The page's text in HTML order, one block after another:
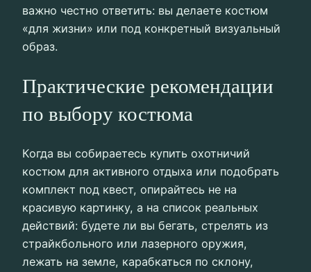
важно честно ответить: вы делаете костюм
«для жизни» или под конкретный визуальный
образ.
Практические рекомендации
по выбору костюма
Когда вы собираетесь купить охотничий
костюм для активного отдыха или подобрать
комплект под квест, опирайтесь не на
красивую картинку, а на список реальных
действий: будете ли вы бегать, стрелять из
страйкбольного или лазерного оружия,
лежать на земле, карабкаться по склону,